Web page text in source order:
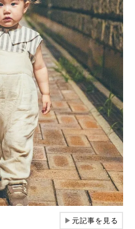
▶元記事を見る